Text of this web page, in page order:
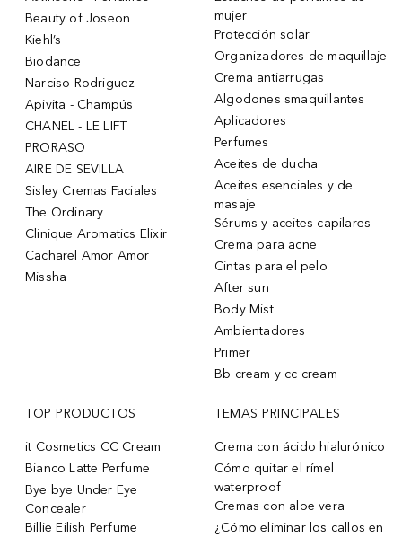
Beauty of Joseon
Kiehl’s
Biodance
Narciso Rodriguez
Apivita - Champús
CHANEL - LE LIFT
PRORASO
AIRE DE SEVILLA
Sisley Cremas Faciales
The Ordinary
Clinique Aromatics Elixir
Cacharel Amor Amor
Missha
mujer
Protección solar
Organizadores de maquillaje
Crema antiarrugas
Algodones smaquillantes
Aplicadores
Perfumes
Aceites de ducha
Aceites esenciales y de
masaje
Sérums y aceites capilares
Crema para acne
Cintas para el pelo
After sun
Body Mist
Ambientadores
Primer
Bb cream y cc cream
TOP PRODUCTOS
it Cosmetics CC Cream
Bianco Latte Perfume
Bye bye Under Eye
Concealer
Billie Eilish Perfume
TEMAS PRINCIPALES
Crema con ácido hialurónico
Cómo quitar el rímel
waterproof
Cremas con aloe vera
¿Cómo eliminar los callos en